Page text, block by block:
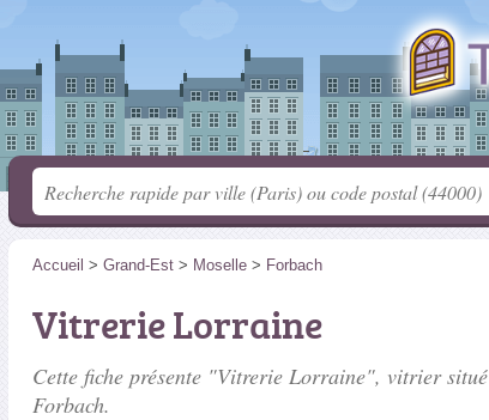
Accueil > Grand-Est > Moselle > Forbach
Vitrerie Lorraine
Cette fiche présente "Vitrerie Lorraine", vitrier situé
Forbach.